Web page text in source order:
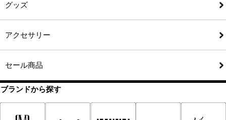
グッズ
アクセサリー
セール商品
ブランドから探す